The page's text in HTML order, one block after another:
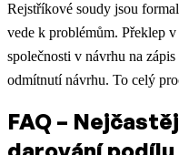
Rejstříkové soudy jsou
vede k problémům. Překlep
společnosti v návrhu na
odmítnutí návrhu. To celý
FAQ –